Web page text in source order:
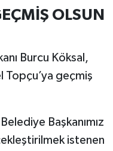
OLSUN
Burcu Köksal,
Topçu’ya geçmiş
Başkanımız
istenen